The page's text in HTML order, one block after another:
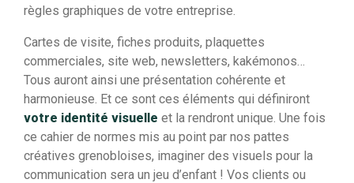
règles graphiques de votre entreprise.
Cartes de visite, fiches produits, plaquettes
commerciales, site web, newsletters, kakémonos…
Tous auront ainsi une présentation cohérente et
harmonieuse. Et ce sont ces éléments qui définiront
votre identité visuelle et la rendront unique. Une fois
ce cahier de normes mis au point par nos pattes
créatives grenobloises, imaginer des visuels pour la
communication sera un jeu d’enfant ! Vos clients ou